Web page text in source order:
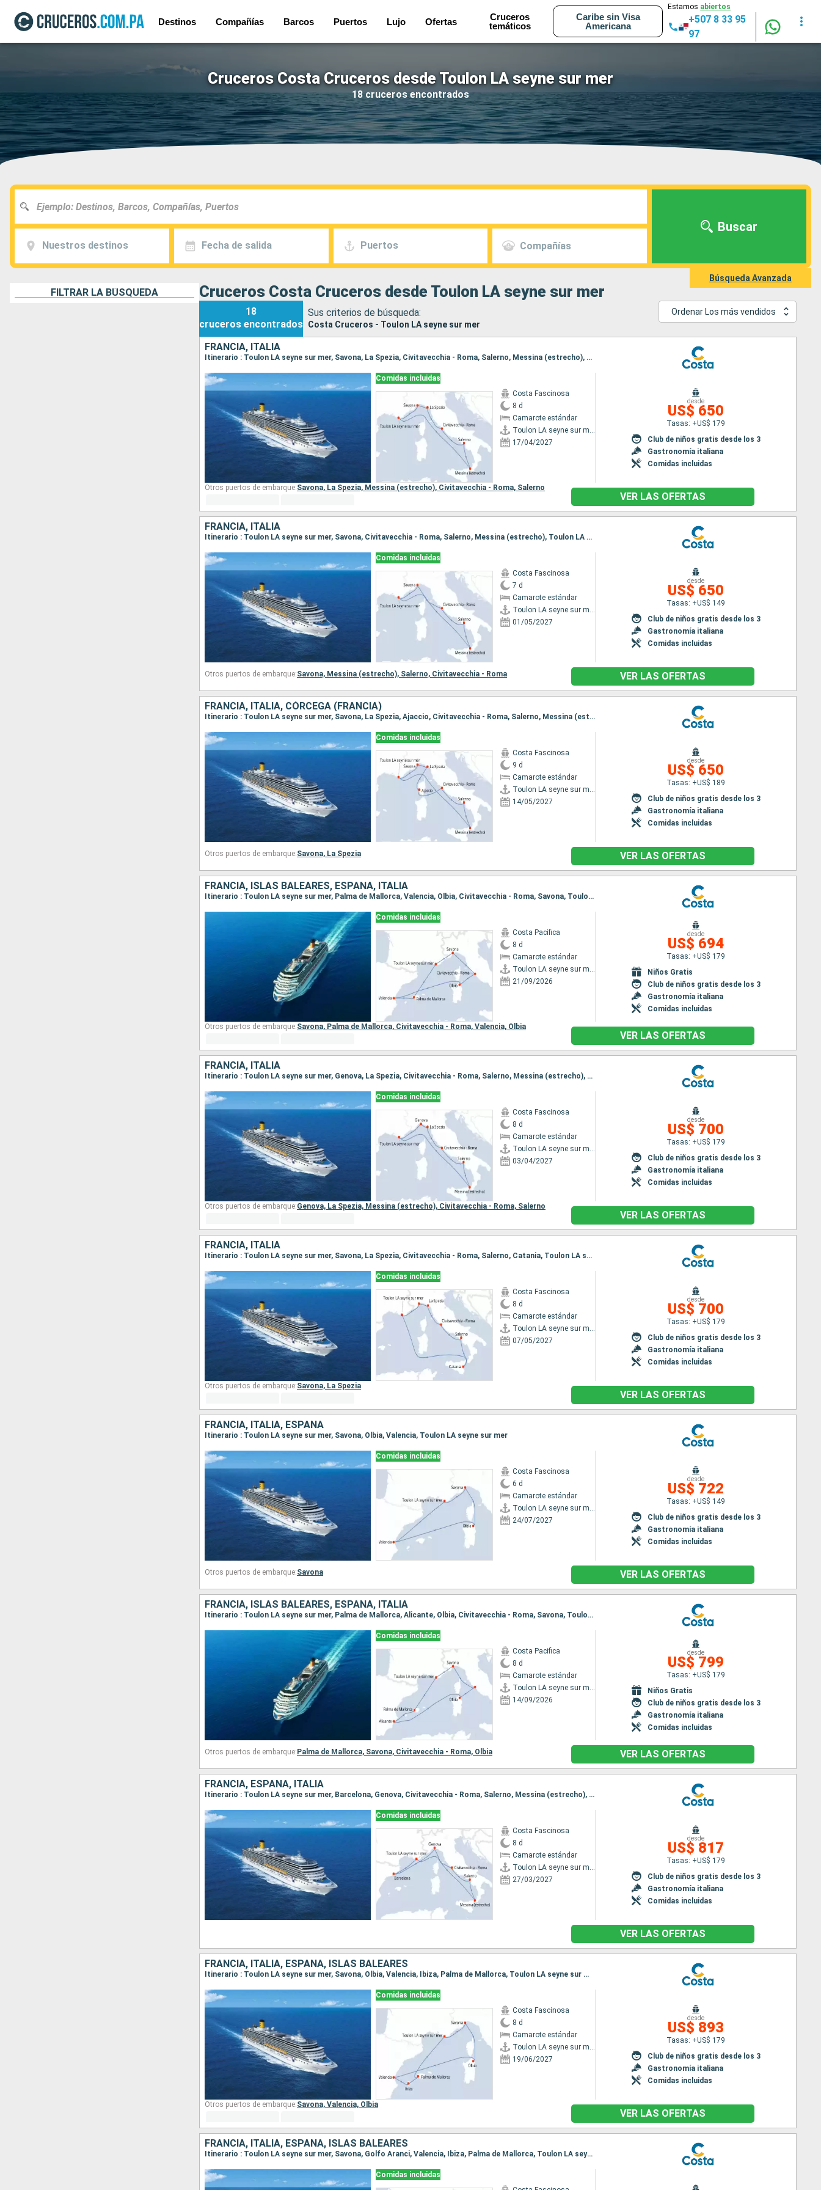
Destinos Compañías Barcos Puertos Lujo Ofertas
Cruceros
temáticos
Caribe sin Visa
Americana
Estamos abiertos
+507 8 33 95
97
Cruceros Costa Cruceros desde Toulon LA seyne sur mer
18 cruceros encontrados
Nuestros destinos Fecha de salida Puertos Compañías
Buscar
Búsqueda Avanzada
FILTRAR LA BÚSQUEDA Cruceros Costa Cruceros desde Toulon LA seyne sur mer
18
cruceros encontrados
Sus criterios de búsqueda:
Costa Cruceros - Toulon LA seyne sur mer
Ordenar Los más vendidos
FRANCIA, ITALIA
Itinerario : Toulon LA seyne sur mer, Savona, La Spezia, Civitavecchia - Roma, Salerno, Messina (estrecho), Toulon LA seyne sur mer
Comidas incluidas
Costa Fascinosa
8 d
Camarote estándar
Toulon LA seyne sur mer
17/04/2027
desde
US$ 650
Tasas: +US$ 179
Club de niños gratis desde los 3
Gastronomía italiana
Comidas incluidas
Otros puertos de embarque:Savona, La Spezia, Messina (estrecho), Civitavecchia - Roma, Salerno
VER LAS OFERTAS
FRANCIA, ITALIA
Itinerario : Toulon LA seyne sur mer, Savona, Civitavecchia - Roma, Salerno, Messina (estrecho), Toulon LA seyne sur mer
Comidas incluidas
Costa Fascinosa
7 d
Camarote estándar
Toulon LA seyne sur mer
01/05/2027
desde
US$ 650
Tasas: +US$ 149
Club de niños gratis desde los 3
Gastronomía italiana
Comidas incluidas
Otros puertos de embarque:Savona, Messina (estrecho), Salerno, Civitavecchia - Roma VER LAS OFERTAS
FRANCIA, ITALIA, CÓRCEGA (FRANCIA)
Itinerario : Toulon LA seyne sur mer, Savona, La Spezia, Ajaccio, Civitavecchia - Roma, Salerno, Messina (estrecho), Toulon LA seyne sur mer
Comidas incluidas
Costa Fascinosa
9 d
Camarote estándar
Toulon LA seyne sur mer
14/05/2027
desde
US$ 650
Tasas: +US$ 189
Club de niños gratis desde los 3
Gastronomía italiana
Comidas incluidas
Otros puertos de embarque:Savona, La Spezia VER LAS OFERTAS
FRANCIA, ISLAS BALEARES, ESPAÑA, ITALIA
Itinerario : Toulon LA seyne sur mer, Palma de Mallorca, Valencia, Olbia, Civitavecchia - Roma, Savona, Toulon LA seyne sur mer
Comidas incluidas
Costa Pacifica
8 d
Camarote estándar
Toulon LA seyne sur mer
21/09/2026
desde
US$ 694
Tasas: +US$ 179
Niños Gratis
Club de niños gratis desde los 3
Gastronomía italiana
Comidas incluidas
Otros puertos de embarque:Savona, Palma de Mallorca, Civitavecchia - Roma, Valencia, Olbia
VER LAS OFERTAS
FRANCIA, ITALIA
Itinerario : Toulon LA seyne sur mer, Genova, La Spezia, Civitavecchia - Roma, Salerno, Messina (estrecho), Toulon LA seyne sur mer
Comidas incluidas
Costa Fascinosa
8 d
Camarote estándar
Toulon LA seyne sur mer
03/04/2027
desde
US$ 700
Tasas: +US$ 179
Club de niños gratis desde los 3
Gastronomía italiana
Comidas incluidas
Otros puertos de embarque:Genova, La Spezia, Messina (estrecho), Civitavecchia - Roma, Salerno
VER LAS OFERTAS
FRANCIA, ITALIA
Itinerario : Toulon LA seyne sur mer, Savona, La Spezia, Civitavecchia - Roma, Salerno, Catania, Toulon LA seyne sur mer
Comidas incluidas
Costa Fascinosa
8 d
Camarote estándar
Toulon LA seyne sur mer
07/05/2027
desde
US$ 700
Tasas: +US$ 179
Club de niños gratis desde los 3
Gastronomía italiana
Comidas incluidas
Otros puertos de embarque:Savona, La Spezia
VER LAS OFERTAS
FRANCIA, ITALIA, ESPAÑA
Itinerario : Toulon LA seyne sur mer, Savona, Olbia, Valencia, Toulon LA seyne sur mer
Comidas incluidas
Costa Fascinosa
6 d
Camarote estándar
Toulon LA seyne sur mer
24/07/2027
desde
US$ 722
Tasas: +US$ 149
Club de niños gratis desde los 3
Gastronomía italiana
Comidas incluidas
Otros puertos de embarque:Savona VER LAS OFERTAS
FRANCIA, ISLAS BALEARES, ESPAÑA, ITALIA
Itinerario : Toulon LA seyne sur mer, Palma de Mallorca, Alicante, Olbia, Civitavecchia - Roma, Savona, Toulon LA seyne sur mer
Comidas incluidas
Costa Pacifica
8 d
Camarote estándar
Toulon LA seyne sur mer
14/09/2026
desde
US$ 799
Tasas: +US$ 179
Niños Gratis
Club de niños gratis desde los 3
Gastronomía italiana
Comidas incluidas
Otros puertos de embarque: Palma de Mallorca, Savona, Civitavecchia - Roma, Olbia VER LAS OFERTAS
FRANCIA, ESPAÑA, ITALIA
Itinerario : Toulon LA seyne sur mer, Barcelona, Genova, Civitavecchia - Roma, Salerno, Messina (estrecho), Toulon LA seyne sur mer
Comidas incluidas
Costa Fascinosa
8 d
Camarote estándar
Toulon LA seyne sur mer
27/03/2027
desde
US$ 817
Tasas: +US$ 179
Club de niños gratis desde los 3
Gastronomía italiana
Comidas incluidas
VER LAS OFERTAS
FRANCIA, ITALIA, ESPAÑA, ISLAS BALEARES
Itinerario : Toulon LA seyne sur mer, Savona, Olbia, Valencia, Ibiza, Palma de Mallorca, Toulon LA seyne sur mer
Comidas incluidas
Costa Fascinosa
8 d
Camarote estándar
Toulon LA seyne sur mer
19/06/2027
desde
US$ 893
Tasas: +US$ 179
Club de niños gratis desde los 3
Gastronomía italiana
Comidas incluidas
Otros puertos de embarque:Savona, Valencia, Olbia
VER LAS OFERTAS
FRANCIA, ITALIA, ESPAÑA, ISLAS BALEARES
Itinerario : Toulon LA seyne sur mer, Savona, Golfo Aranci, Valencia, Ibiza, Palma de Mallorca, Toulon LA seyne sur mer
Comidas incluidas